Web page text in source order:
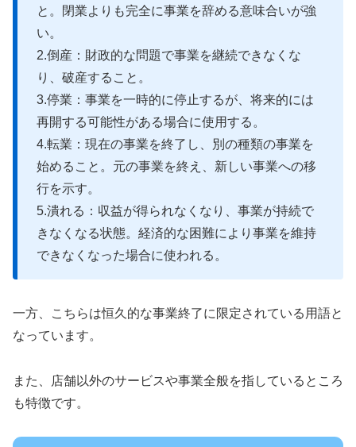
と。閉業よりも完全に事業を辞める意味合いが強
い。
2.倒産：財政的な問題で事業を継続できなくな
り、破産すること。
3.停業：事業を一時的に停止するが、将来的には
再開する可能性がある場合に使用する。
4.転業：現在の事業を終了し、別の種類の事業を
始めること。元の事業を終え、新しい事業への移
行を示す。
5.潰れる：収益が得られなくなり、事業が持続で
きなくなる状態。経済的な困難により事業を維持
できなくなった場合に使われる。
一方、こちらは恒久的な事業終了に限定されている用語と
なっています。
また、店舗以外のサービスや事業全般を指しているところ
も特徴です。